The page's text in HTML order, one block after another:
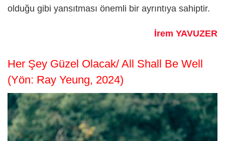
olduğu gibi yansıtması önemli bir ayrıntıya sahiptir.
İrem YAVUZER
Her Şey Güzel Olacak/ All Shall Be Well
(Yön: Ray Yeung, 2024)